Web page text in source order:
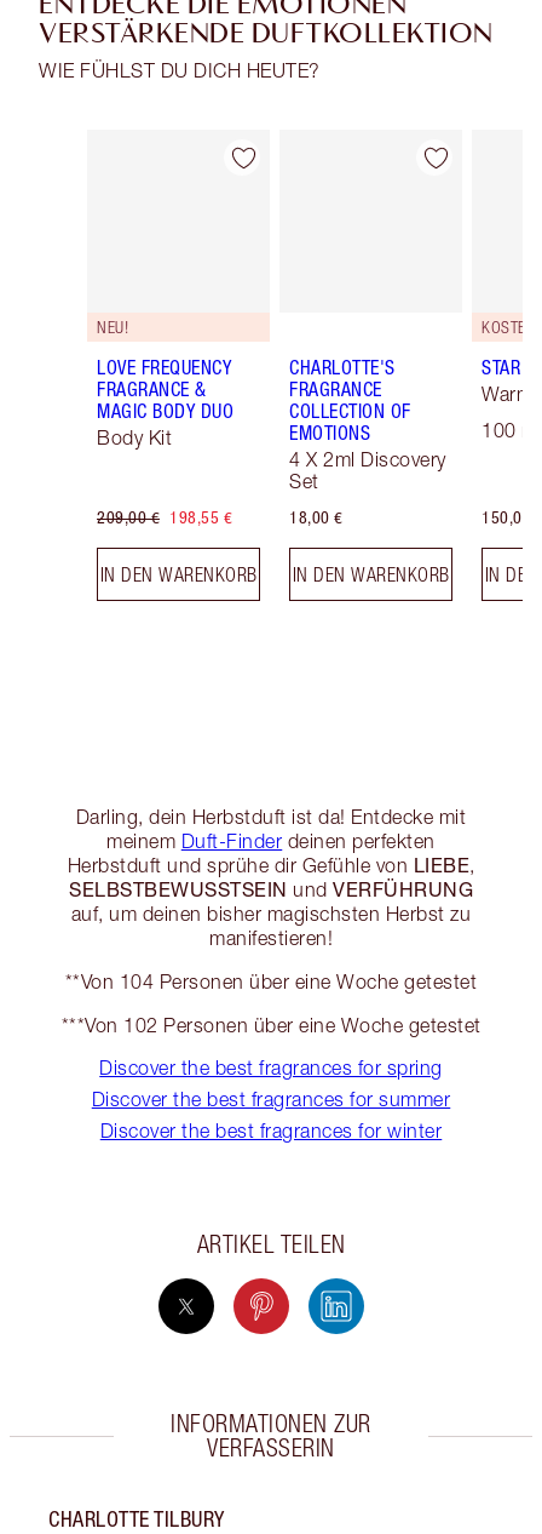
ENTDECKE DIE EMOTIONEN
VERSTÄRKENDE DUFTKOLLEKTION
WIE FÜHLST DU DICH HEUTE?
Artikel 1 von 29
NEU!
LOVE FREQUENCY
FRAGRANCE &
MAGIC BODY DUO
Body Kit
209,00 € 198,55 €
IN DEN WARENKORB
Artikel 2 von 29
CHARLOTTE'S
FRAGRANCE
COLLECTION OF
EMOTIONS
4 X 2ml Discovery
Set
18,00 €
IN DEN WARENKORB
STAR
Warm
100
150,00
IN
Darling, dein Herbstduft ist da! Entdecke mit
meinem Duft-Finder deinen perfekten
Herbstduft und sprühe dir Gefühle von LIEBE,
SELBSTBEWUSSTSEIN und VERFÜHRUNG
auf, um deinen bisher magischsten Herbst zu
manifestieren!
**Von 104 Personen über eine Woche getestet
***Von 102 Personen über eine Woche getestet
Discover the best fragrances for spring
Discover the best fragrances for summer
Discover the best fragrances for winter
ARTIKEL TEILEN
INFORMATIONEN ZUR
VERFASSERIN
CHARLOTTE TILBURY